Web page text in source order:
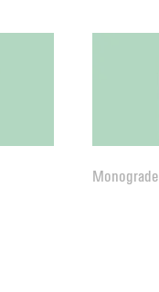
Monograde